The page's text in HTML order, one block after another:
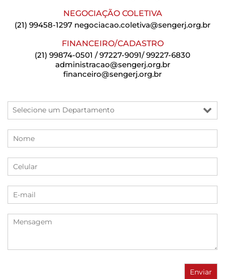
NEGOCIAÇÃO COLETIVA
(21) 99458-1297 negociacao.coletiva@sengerj.org.br
FINANCEIRO/CADASTRO
(21) 99874-0501 / 97227-9091/ 99227-6830
administracao@sengerj.org.br
financeiro@sengerj.org.br